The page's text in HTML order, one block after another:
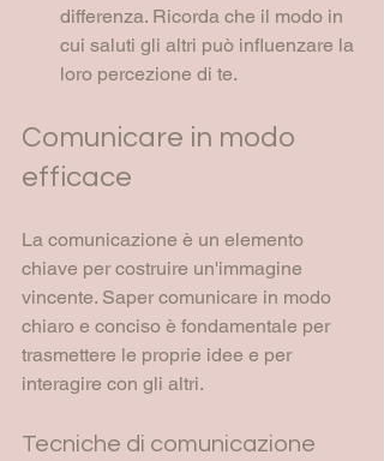
differenza. Ricorda che il modo in
cui saluti gli altri può influenzare la
loro percezione di te.
Comunicare in modo
efficace
La comunicazione è un elemento
chiave per costruire un'immagine
vincente. Saper comunicare in modo
chiaro e conciso è fondamentale per
trasmettere le proprie idee e per
interagire con gli altri.
Tecniche di comunicazione